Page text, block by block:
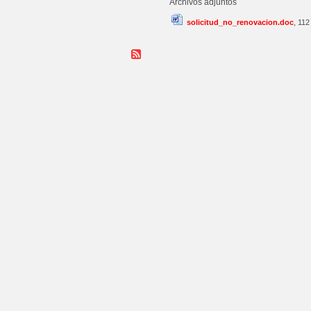
Archivos adjuntos
solicitud_no_renovacion.doc ,